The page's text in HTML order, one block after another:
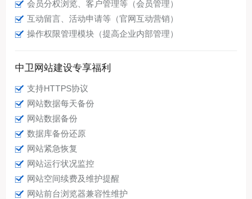
会员分权浏览、客户管理等（会员管理）
互动留言、活动申请等（官网互动营销）
操作权限管理模块（提高企业内部管理）
中卫网站建设专享福利
支持HTTPS协议
网站数据每天备份
网站数据备份
数据库备份还原
网站紧急恢复
网站运行状况监控
网站空间续费及维护提醒
网站前台浏览器兼容性维护